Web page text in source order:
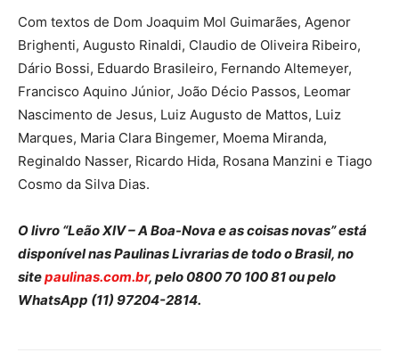
Com textos de Dom Joaquim Mol Guimarães, Agenor
Brighenti, Augusto Rinaldi, Claudio de Oliveira Ribeiro,
Dário Bossi, Eduardo Brasileiro, Fernando Altemeyer,
Francisco Aquino Júnior, João Décio Passos, Leomar
Nascimento de Jesus, Luiz Augusto de Mattos, Luiz
Marques, Maria Clara Bingemer, Moema Miranda,
Reginaldo Nasser, Ricardo Hida, Rosana Manzini e Tiago
Cosmo da Silva Dias.
O livro “Leão XIV – A Boa-Nova e as coisas novas” está
disponível nas Paulinas Livrarias de todo o Brasil, no
sitepaulinas.com.br, pelo 0800 70 100 81 ou pelo
WhatsApp (11) 97204-2814.